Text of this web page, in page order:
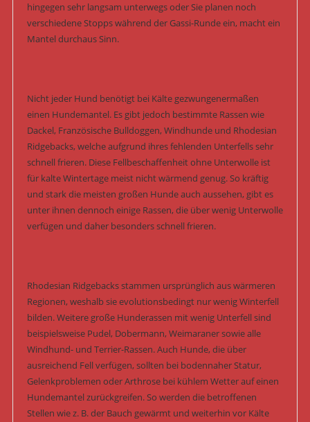
hingegen sehr langsam unterwegs oder Sie planen noch
verschiedene Stopps während der Gassi-Runde ein, macht ein
Mantel durchaus Sinn.
Nicht jeder Hund benötigt bei Kälte gezwungenermaßen
einen Hundemantel. Es gibt jedoch bestimmte Rassen wie
Dackel, Französische Bulldoggen, Windhunde und Rhodesian
Ridgebacks, welche aufgrund ihres fehlenden Unterfells sehr
schnell frieren. Diese Fellbeschaffenheit ohne Unterwolle ist
für kalte Wintertage meist nicht wärmend genug. So kräftig
und stark die meisten großen Hunde auch aussehen, gibt es
unter ihnen dennoch einige Rassen, die über wenig Unterwolle
verfügen und daher besonders schnell frieren.
Rhodesian Ridgebacks stammen ursprünglich aus wärmeren
Regionen, weshalb sie evolutionsbedingt nur wenig Winterfell
bilden. Weitere große Hunderassen mit wenig Unterfell sind
beispielsweise Pudel, Dobermann, Weimaraner sowie alle
Windhund- und Terrier-Rassen. Auch Hunde, die über
ausreichend Fell verfügen, sollten bei bodennaher Statur,
Gelenkproblemen oder Arthrose bei kühlem Wetter auf einen
Hundemantel zurückgreifen. So werden die betroffenen
Stellen wie z. B. der Bauch gewärmt und weiterhin vor Kälte